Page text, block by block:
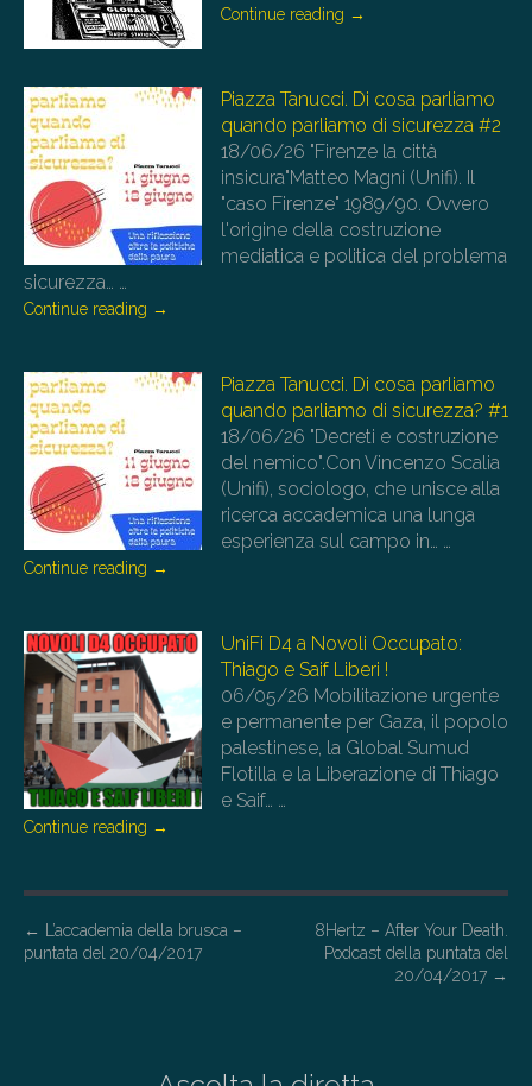
Continue reading →
Piazza Tanucci. Di cosa parliamo
quando parliamo di sicurezza #2
18/06/26 "Firenze la città
insicura"Matteo Magni (Unifi). Il
"caso Firenze" 1989/90. Ovvero
l'origine della costruzione
mediatica e politica del problema
sicurezza… …
Continue reading →
Piazza Tanucci. Di cosa parliamo
quando parliamo di sicurezza? #1
18/06/26 "Decreti e costruzione
del nemico".Con Vincenzo Scalia
(Unifi), sociologo, che unisce alla
ricerca accademica una lunga
esperienza sul campo in… …
Continue reading →
UniFi D4 a Novoli Occupato:
Thiago e Saif Liberi !
06/05/26 Mobilitazione urgente
e permanente per Gaza, il popolo
palestinese, la Global Sumud
Flotilla e la Liberazione di Thiago
e Saif… …
Continue reading →
P
o
←
L’accademia della brusca –
puntata del 20/04/2017
8Hertz – After Your Death.
Podcast della puntata del
20/04/2017 →